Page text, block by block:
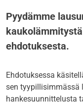
Pyydämme
ehdotuksesta.
Ehdotuksessa
sen tyypillisimmässä
hankesuunnittelusta